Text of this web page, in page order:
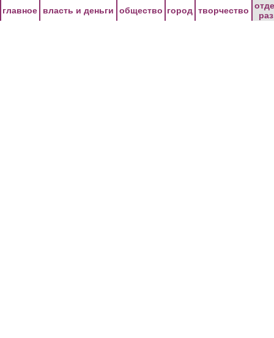
главное власть и деньги общество город творчество